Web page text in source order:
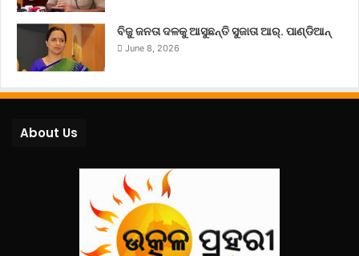
ବିଜୁ ଜନତା ଦଳକୁ ଆସୁଛନ୍ତି ସୁଜାତା ଆର୍‌. ପାଣ୍ଡିଆନ୍
June 8, 2026
About Us